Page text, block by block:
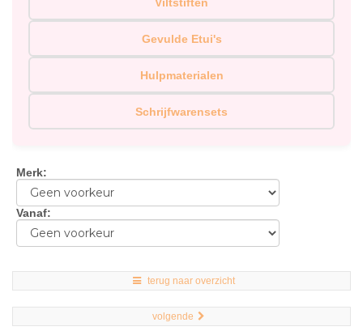
Gevulde Etui's
Hulpmaterialen
Schrijfwarensets
Merk:
Vanaf:
terug naar overzicht
volgende